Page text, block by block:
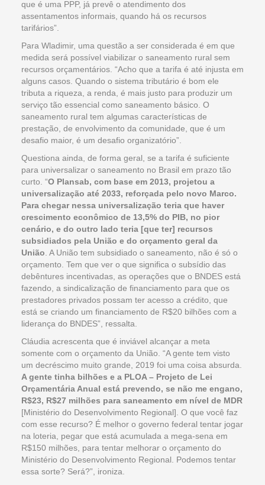
que é uma PPP, já prevê o atendimento dos
assentamentos informais, quando há os recursos
tarifários”.
Para Wladimir, uma questão a ser considerada é em que
medida será possível viabilizar o saneamento rural sem
recursos orçamentários. “Acho que a tarifa é até injusta em
alguns casos. Quando o sistema tributário é bom ele
tributa a riqueza, a renda, é mais justo para produzir um
serviço tão essencial como saneamento básico. O
saneamento rural tem algumas características de
prestação, de envolvimento da comunidade, que é um
desafio maior, é um desafio organizatório”.
Questiona ainda, de forma geral, se a tarifa é suficiente
para universalizar o saneamento no Brasil em prazo tão
curto. “O Plansab, com base em 2013, projetou a
universalização até 2033, reforçada pelo novo Marco.
Para chegar nessa universalização teria que haver
crescimento econômico de 13,5% do PIB, no pior
cenário, e do outro lado teria [que ter] recursos
subsidiados pela União e do orçamento geral da
União . A União tem subsidiado o saneamento, não é só o
orçamento. Tem que ver o que significa o subsídio das
debêntures incentivadas, as operações que o BNDES está
fazendo, a sindicalização de financiamento para que os
prestadores privados possam ter acesso a crédito, que
está se criando um financiamento de R$20 bilhões com a
liderança do BNDES”, ressalta.
Cláudia acrescenta que é inviável alcançar a meta
somente com o orçamento da União. “A gente tem visto
um decréscimo muito grande, 2019 foi uma coisa absurda.
A gente tinha bilhões e a PLOA – Projeto de Lei
Orçamentária Anual está prevendo, se não me engano,
R$23, R$27 milhões para saneamento em nível de MDR
[Ministério do Desenvolvimento Regional]. O que você faz
com esse recurso? É melhor o governo federal tentar jogar
na loteria, pegar que está acumulada a mega-sena em
R$150 milhões, para tentar melhorar o orçamento do
Ministério do Desenvolvimento Regional. Podemos tentar
essa sorte? Será?”, ironiza.